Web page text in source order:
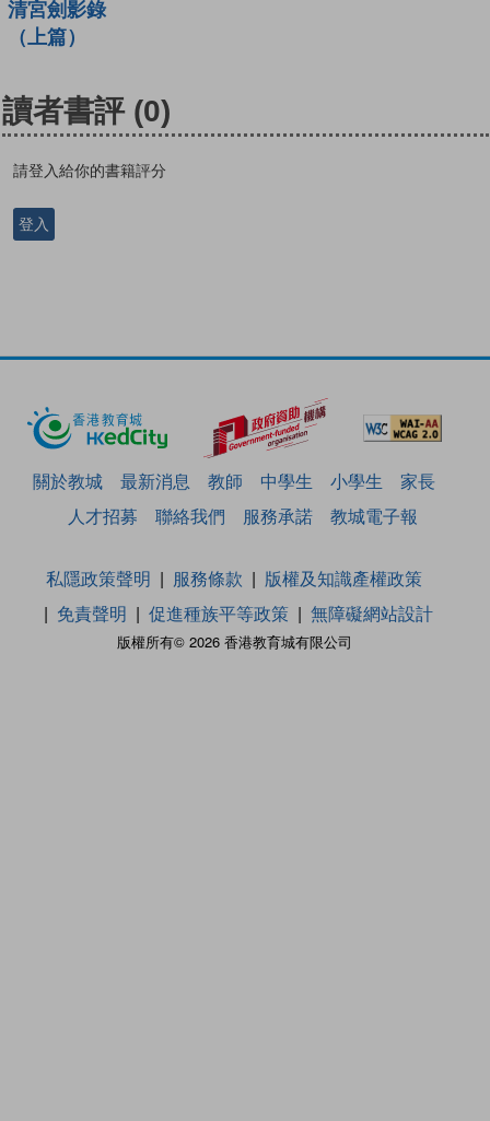
清宮劍影錄
（上篇）
讀者書評 (0)
請登入給你的書籍評分
登入
關於教城 最新消息 教師 中學生 小學生
家長
人才招募
聯絡我們 服務承諾 教城電子報
版權所有© 2026 香港教育城有限公司
私隱政策聲明 服務條款
版權及知識產權政策
免責聲明
促進種族平等政策 無障礙網站設計